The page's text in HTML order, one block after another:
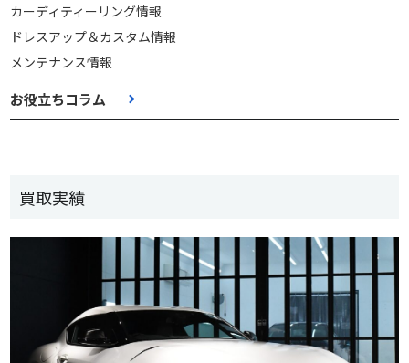
カーディティーリング情報
ドレスアップ＆カスタム情報
メンテナンス情報
お役立ちコラム
買取実績